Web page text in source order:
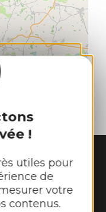
!
utiles pour
de
votre
contenus.
contributors
GALGAN